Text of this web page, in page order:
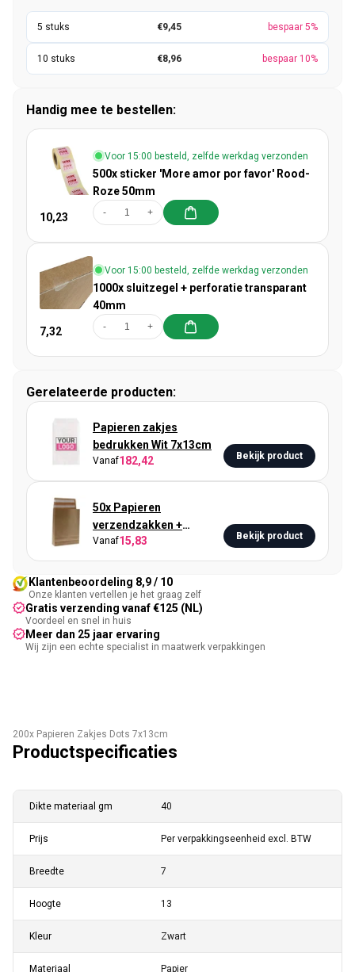
€9,45 bespaar 5%
€8,96 bespaar 10%
Handig mee te bestellen:
10,23
Voor 15:00 besteld, zelfde werkdag verzonden
500x sticker 'More amor por favor' Rood-
Roze 50mm
- +
7,32
Voor 15:00 besteld, zelfde werkdag verzonden
1000x sluitzegel + perforatie transparant
40mm
- +
Gerelateerde producten:
Papieren zakjes
bedrukken Wit 7x13cm
Vanaf182,42 Bekijk product
50x Papieren
verzendzakken +
zijvouw/bodem Small
Vanaf15,83 Bekijk product
Klantenbeoordeling 8,9 / 10
Onze klanten vertellen je het graag zelf
Gratis verzending vanaf €125 (NL)
Voordeel en snel in huis
Meer dan 25 jaar ervaring
Wij zijn een echte specialist in maatwerk verpakkingen
200x Papieren Zakjes Dots 7x13cm
Productspecificaties
Dikte materiaal gm 40
Prijs Per verpakkingseenheid excl. BTW
Breedte 7
Hoogte 13
Kleur Zwart
Materiaal Papier